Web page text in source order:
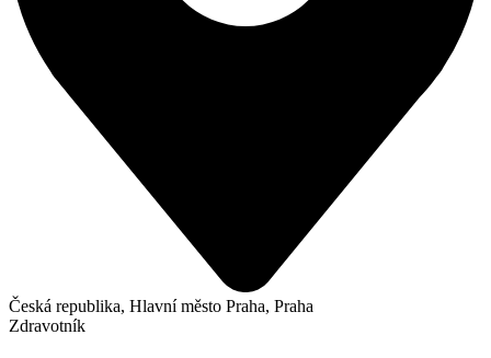
Česká republika, Hlavní město Praha, Praha
Zdravotník